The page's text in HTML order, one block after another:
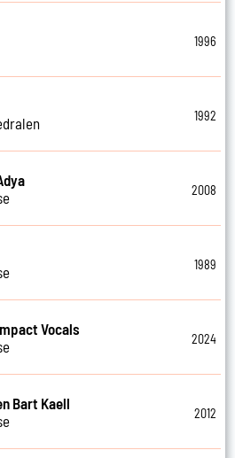
1996
1992
2008
1989
Vocals
2024
Bart Kaell
2012